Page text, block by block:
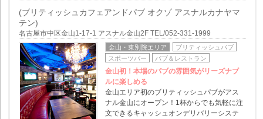
(ブリティッシュカフェアンドパブ オクゾ アスナルカナヤマ
テン)
名古屋市中区金山1-17-1 アスナル金山2F TEL/052-331-1999
金山・東別院エリア
ブリティッシュパブ
スポーツバー
パブ＆レストラン
金山初！本場のパブの雰囲気がリーズナブ
ルに楽しめる
金山エリア初のブリティッシュパブがアス
ナル金山にオープン！1杯からでも気軽に注
文できるキャッシュオンデリバリーシステ